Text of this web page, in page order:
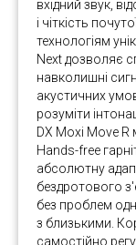
вхідний звук,
і чіткість
технологіям
Next дозволяє
навколишні
акустичних
розуміти
DX Moxi Move
Hands-free
абсолютну
бездротового
без проблем
з близькими.
самостійно